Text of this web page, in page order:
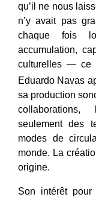
qu’il ne nous
n’y avait pas
chaque fois
accumulation,
culturelles — ce
Eduardo Navas
sa production
collaborations,
seulement des
modes de
monde. La
origine.
Son intérêt